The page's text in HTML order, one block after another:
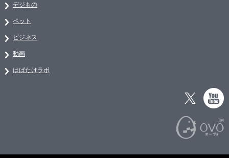
デジもの
ペット
ビジネス
動画
はばたけラボ